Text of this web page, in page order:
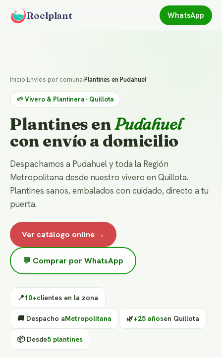
Roelplant WhatsApp
Inicio›Envíos por comuna›Plantines en Pudahuel
🌱 Vivero & Plantinera · Quillota
Plantines enPudahuel
con envío a domicilio
Despachamos a Pudahuel y toda la Región
Metropolitana desde nuestro vivero en Quillota.
Plantines sanos, embalados con cuidado, directo a tu
puerta.
Ver catálogo online →
💬 Comprar por WhatsApp
📍10+clientes en la zona
🚚 Despacho aMetropolitana 🌿+25 añosen Quillota
📦 Desde5 plantines